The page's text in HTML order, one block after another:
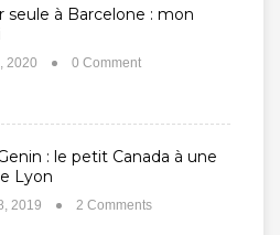
seule à Barcelone : mon
2020 0 Comment
: le petit Canada à une
Lyon
2019 2 Comments